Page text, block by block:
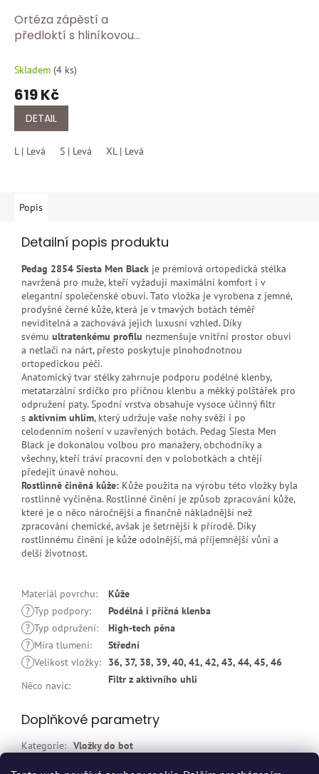
Ortéza zápěstí a
předloktí s hliníkovou
Skladem (4 ks)
619 Kč
DETAIL
L | Levá S | Levá XL | Levá
Popis
Detailní popis produktu
Pedag 2854 Siesta Men Black je prémiová ortopedická stélka
navržená pro muže, kteří vyžadují maximální komfort i v
elegantní společenské obuvi. Tato vložka je vyrobena z jemné,
prodyšné černé kůže, která je v tmavých botách téměř
neviditelná a zachovává jejich luxusní vzhled. Díky
svému ultratenkému profilu nezmenšuje vnitřní prostor obuvi
a netlačí na nárt, přesto poskytuje plnohodnotnou
ortopedickou péči.
Anatomický tvar stélky zahrnuje podporu podélné klenby,
metatarzální srdíčko pro příčnou klenbu a měkký polštářek pro
odpružení paty. Spodní vrstva obsahuje vysoce účinný filtr
s aktivním uhlím, který udržuje vaše nohy svěží i po
celodenním nošení v uzavřených botách. Pedag Siesta Men
Black je dokonalou volbou pro manažery, obchodníky a
všechny, kteří tráví pracovní den v polobotkách a chtějí
předejít únavě nohou.
Rostlinně činěná kůže: Kůže použita na výrobu této vložky byla
rostlinně vyčiněna. Rostlinné činění je způsob zpracování kůže,
které je o něco náročnější a finančně nákladnější než
zpracování chemické, avšak je šetrnější k přírodě. Díky
rostlinnému činění je kůže odolnější, má příjemnější vůni a
delší životnost.
Materiál povrchu:
Kůže
? Typ podpory:
Podélná i příčná klenba
? Typ odpružení:
High-tech pěna
? Míra tlumení:
Střední
? Velikost vložky:
36, 37, 38, 39, 40, 41, 42, 43, 44, 45, 46
Něco navíc: Filtr z aktivního uhlí
Doplňkové parametry
Kategorie: Vložky do bot